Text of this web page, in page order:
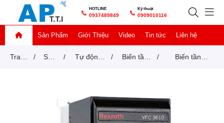
HOTLINE
0937489849
Kỹ thuật
0909010116
Sản Phẩm Giới Thiệu Video Tin tức Liên hệ
Trang / Sản / Tự động
automation
/ Biến tần / Biến tần